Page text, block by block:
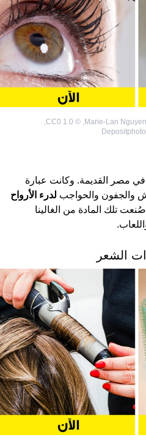
Marie-Lan
,
©
CC0 1.0
,
مصر القديمة. وكانت عبارة
والجفون والحواجب لدرء الأرواح
تلك المادة من الغالينا